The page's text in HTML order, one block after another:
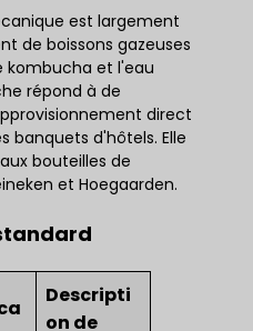
est largement
de boissons gazeuses
kombucha et l'eau
répond à de
direct
banquets d'hôtels. Elle
bouteilles de
et Hoegaarden.
Descripti
on de